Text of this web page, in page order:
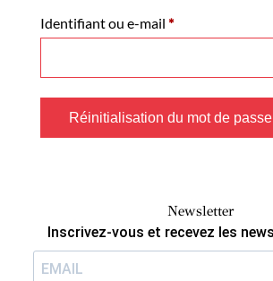
Identifiant ou e-mail *Obligatoire
Réinitialisation du mot de passe
Newsletter
Inscrivez-vous et recevez les